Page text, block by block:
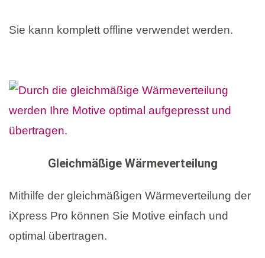
Sie kann komplett offline verwendet werden.
Gleichmäßige Wärmeverteilung
Mithilfe der gleichmäßigen Wärmeverteilung der
iXpress Pro können Sie Motive einfach und
optimal übertragen.